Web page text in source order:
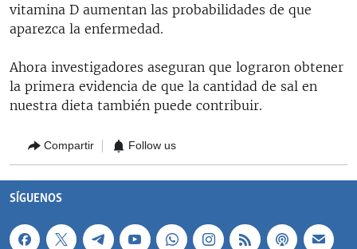
vitamina D aumentan las probabilidades de que
aparezca la enfermedad.
Ahora investigadores aseguran que lograron obtener
la primera evidencia de que la cantidad de sal en
nuestra dieta también puede contribuir.
Compartir Follow us
SÍGUENOS